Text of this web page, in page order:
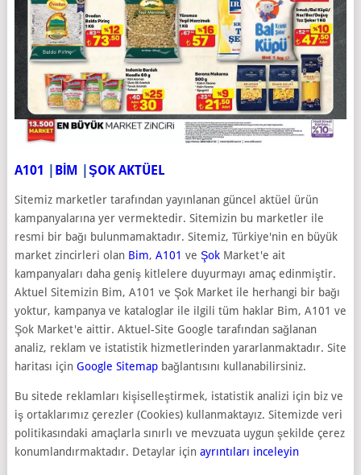
A101 BİM ŞOK AKTÜEL
Sitemiz marketler tarafından yayınlanan güncel aktüel ürün
kampanyalarına yer vermektedir. Sitemizin bu marketler ile
resmi bir bağı bulunmamaktadır. Sitemiz, Türkiye'nin en büyük
market zincirleri olan Bim, A101 ve ŞokMarket'e ait
kampanyaları daha geniş kitlelere duyurmayı amaç edinmiştir.
Aktuel Sitemizin Bim, A101 ve Şok Market ile herhangi bir bağı
yoktur, kampanya ve kataloglar ile ilgili tüm haklar Bim, A101 ve
Şok Market'e aittir. Aktuel-Site Google tarafından sağlanan
analiz, reklam ve istatistik hizmetlerinden yararlanmaktadır. Site
haritası için Google Sitemapbağlantısını kullanabilirsiniz.
Bu sitede reklamları kişiselleştirmek, istatistik analizi için biz ve
iş ortaklarımız çerezler (Cookies) kullanmaktayız. Sitemizde veri
politikasındaki amaçlarla sınırlı ve mevzuata uygun şekilde çerez
konumlandırmaktadır. Detaylar için ayrıntıları inceleyin